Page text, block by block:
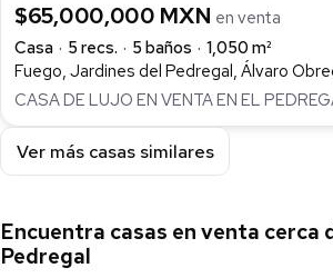
$65,000,000 MXN en venta
Casa
5 recs. 5 baños
1,050 m²
Fuego, Jardines del Pedregal, Álvaro
CASA DE LUJO EN VENTA EN EL
Ver más casas similares
Encuentra casas en venta cerca
Pedregal